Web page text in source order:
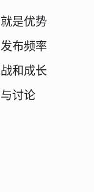
是优势
布频率
和成长
讨论